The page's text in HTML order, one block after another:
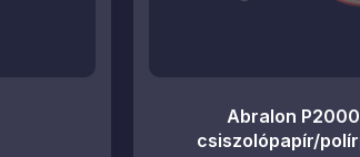
Abralon
csiszolópapír/